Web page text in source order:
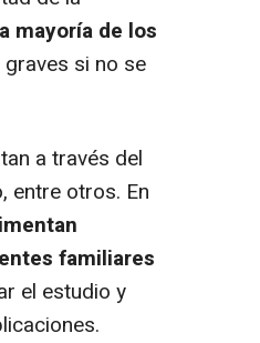
mayoría de los
si no se
a través del
entre otros. En
familiares
el estudio y